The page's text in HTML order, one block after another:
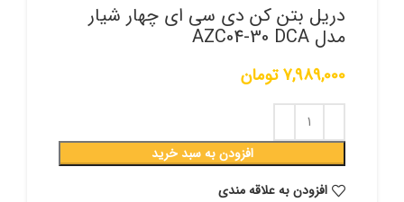
دریل بتن کن دی سی ای چهار شیار
مدل AZC04-30 DCA
7,989,000 تومان
افزودن به سبد خرید
افزودن به علاقه مندی